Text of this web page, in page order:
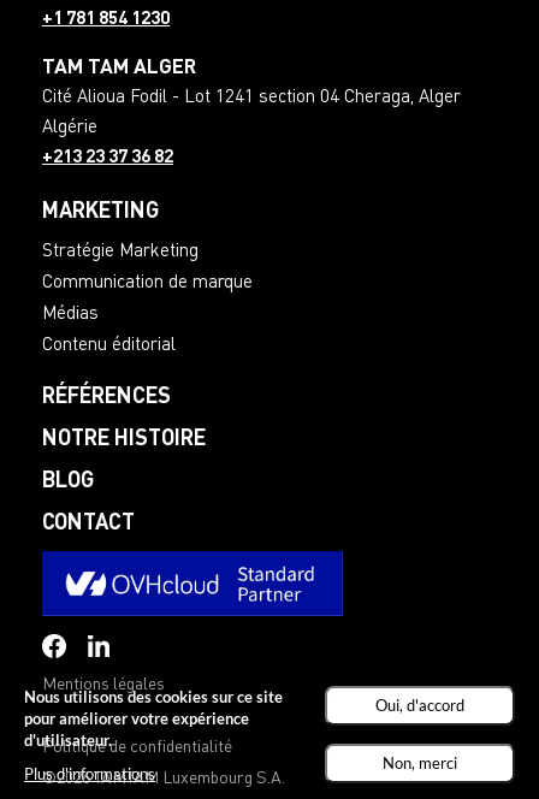
+1 781 854 1230
TAM TAM ALGER
Cité Alioua Fodil - Lot 1241 section 04 Cheraga, Alger
Algérie
+213 23 37 36 82
MARKETING
Stratégie Marketing
Communication de marque
Médias
Contenu éditorial
RÉFÉRENCES
NOTRE HISTOIRE
BLOG
CONTACT
Mentions légales
-
Politique de confidentialité
©2026 TAMTAM Luxembourg S.A.
Nous utilisons des cookies sur ce site
pour améliorer votre expérience
d'utilisateur.
Plus d'informations
Oui, d'accord
Non, merci